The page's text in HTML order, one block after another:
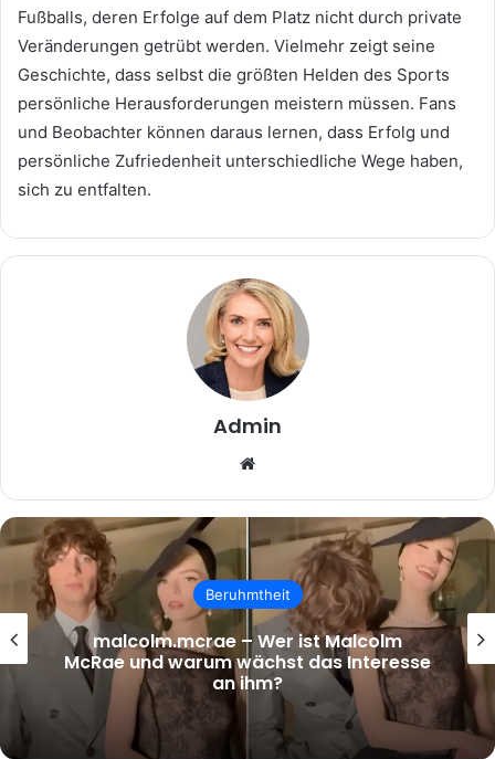
Fußballs, deren Erfolge auf dem Platz nicht durch private
Veränderungen getrübt werden. Vielmehr zeigt seine
Geschichte, dass selbst die größten Helden des Sports
persönliche Herausforderungen meistern müssen. Fans
und Beobachter können daraus lernen, dass Erfolg und
persönliche Zufriedenheit unterschiedliche Wege haben,
sich zu entfalten.
Admin
Beruhmtheit
malcolm.mcrae – Wer ist Malcolm
McRae und warum wächst das Interesse
an ihm?